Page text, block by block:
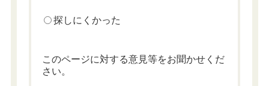
探しにくかった
このページに対する意見等をお聞かせくだ
さい。